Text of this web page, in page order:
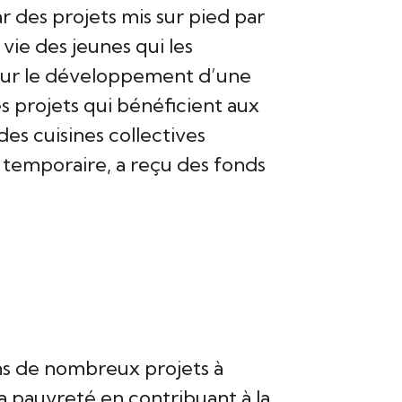
des projets mis sur pied par
des jeunes qui les
le développement d’une
projets qui bénéficient aux
cuisines collectives
a reçu des fonds
de nombreux projets à